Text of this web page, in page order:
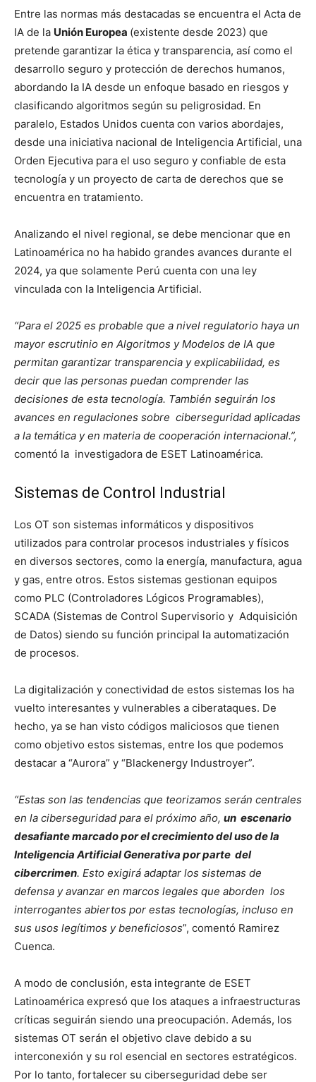
Entre las normas más destacadas se encuentra el Acta de
IA de la Unión Europea (existente desde 2023) que
pretende garantizar la ética y transparencia, así como el
desarrollo seguro y protección de derechos humanos,
abordando la IA desde un enfoque basado en riesgos y
clasificando algoritmos según su peligrosidad. En
paralelo, Estados Unidos cuenta con varios abordajes,
desde una iniciativa nacional de Inteligencia Artificial, una
Orden Ejecutiva para el uso seguro y confiable de esta
tecnología y un proyecto de carta de derechos que se
encuentra en tratamiento.
Analizando el nivel regional, se debe mencionar que en
Latinoamérica no ha habido grandes avances durante el
2024, ya que solamente Perú cuenta con una ley
vinculada con la Inteligencia Artificial.
“Para el 2025 es probable que a nivel regulatorio haya un
mayor escrutinio en Algoritmos y Modelos de IA que
permitan garantizar transparencia y explicabilidad, es
decir que las personas puedan comprender las
decisiones de esta tecnología. También seguirán los
avances en regulaciones sobre ciberseguridad aplicadas
a la temática y en materia de cooperación internacional.”,
comentó la investigadora de ESET Latinoamérica.
Sistemas de Control Industrial
Los OT son sistemas informáticos y dispositivos
utilizados para controlar procesos industriales y físicos
en diversos sectores, como la energía, manufactura, agua
y gas, entre otros. Estos sistemas gestionan equipos
como PLC (Controladores Lógicos Programables),
SCADA (Sistemas de Control Supervisorio y Adquisición
de Datos) siendo su función principal la automatización
de procesos.
La digitalización y conectividad de estos sistemas los ha
vuelto interesantes y vulnerables a ciberataques. De
hecho, ya se han visto códigos maliciosos que tienen
como objetivo estos sistemas, entre los que podemos
destacar a “Aurora” y “Blackenergy Industroyer”.
“Estas son las tendencias que teorizamos serán centrales
en la ciberseguridad para el próximo año, un escenario
desafiante marcado por el crecimiento del uso de la
Inteligencia Artificial Generativa por parte del
cibercrimen. Esto exigirá adaptar los sistemas de
defensa y avanzar en marcos legales que aborden los
interrogantes abiertos por estas tecnologías, incluso en
sus usos legítimos y beneficiosos”, comentó Ramirez
Cuenca.
A modo de conclusión, esta integrante de ESET
Latinoamérica expresó que los ataques a infraestructuras
críticas seguirán siendo una preocupación. Además, los
sistemas OT serán el objetivo clave debido a su
interconexión y su rol esencial en sectores estratégicos.
Por lo tanto, fortalecer su ciberseguridad debe ser